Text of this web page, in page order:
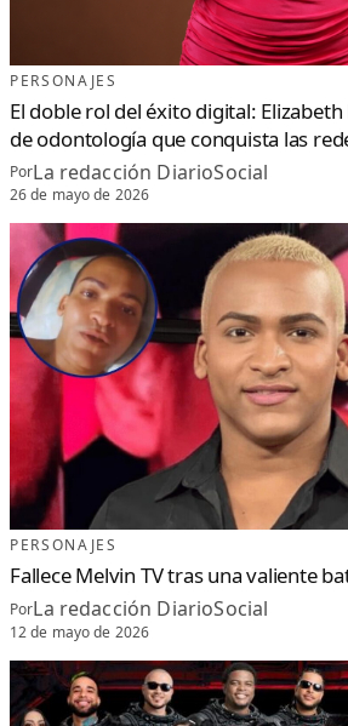
PERSONAJES
El doble rol del éxito digital:
de odontología que conquista las
PorLa redacción DiarioSocial
26 de mayo de 2026
PERSONAJES
Fallece Melvin TV tras una valiente
PorLa redacción DiarioSocial
12 de mayo de 2026